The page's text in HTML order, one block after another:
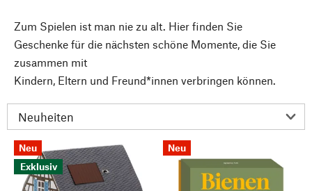
Zum Spielen ist man nie zu alt. Hier finden Sie
Geschenke für die nächsten schöne Momente, die Sie
zusammen mit
Kindern, Eltern und Freund*innen verbringen können.
Neu
Exklusiv
Neu